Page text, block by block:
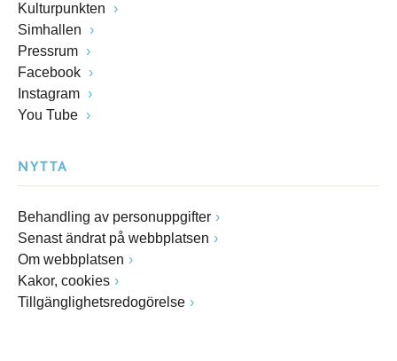
Kulturpunkten
Simhallen
Pressrum
Facebook
Instagram
You Tube
NYTTA
Behandling av personuppgifter
Senast ändrat på webbplatsen
Om webbplatsen
Kakor, cookies
Tillgänglighetsredogörelse